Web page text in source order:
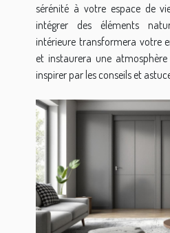
sérénité à votre espace de
intégrer des éléments
intérieure transformera votre
et instaurera une atmosphère
inspirer par les conseils et